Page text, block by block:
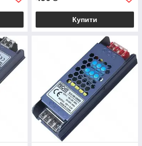
Купити